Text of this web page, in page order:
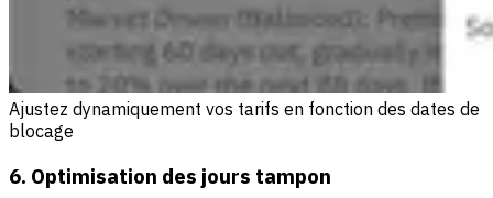
Ajustez dynamiquement vos tarifs en fonction des dates de
blocage
6. Optimisation des jours tampon